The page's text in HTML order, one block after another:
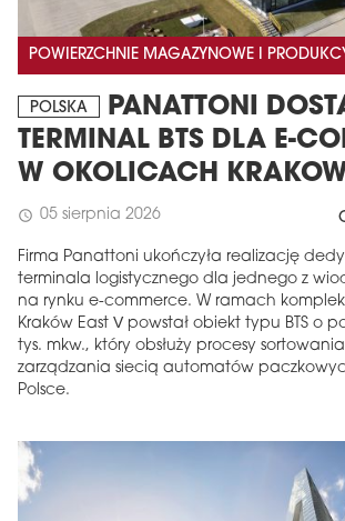
POWIERZCHNIE MAGAZYNOWE I
POLSKA
PANATTONI
TERMINAL BTS DLA E-
W OKOLICACH
schedule 05 sierpnia 2026
Firma Panattoni ukończyła realizację
terminala logistycznego dla jednego z
na rynku e-commerce. W ramach
Kraków East V powstał obiekt typu BTS o
tys. mkw., który obsłuży procesy
zarządzania siecią automatów
Polsce.